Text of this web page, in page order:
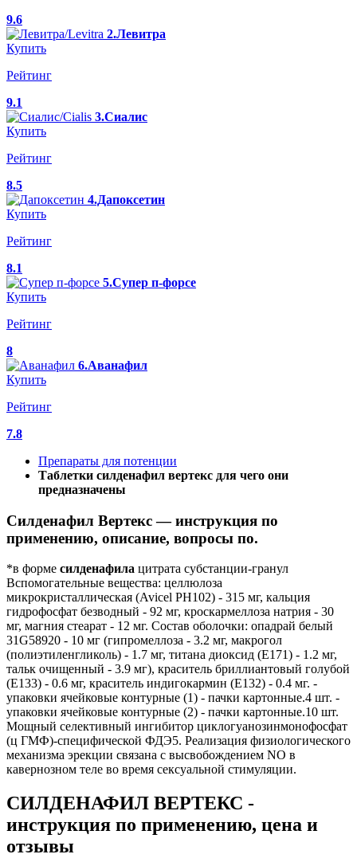
9.6
2.Левитра
Купить
Рейтинг
9.1
3.Сиалис
Купить
Рейтинг
8.5
4.Дапоксетин
Купить
Рейтинг
8.1
5.Супер п-форсе
Купить
Рейтинг
8
6.Аванафил
Купить
Рейтинг
7.8
Препараты для потенции
Таблетки силденафил вертекс для чего они
предназначены
Силденафил Вертекс — инструкция по
применению, описание, вопросы по.
*в форме силденафила цитрата субстанции-гранул
Вспомогательные вещества: целлюлоза
микрокристаллическая (Avicel PH102) - 315 мг, кальция
гидрофосфат безводный - 92 мг, кроскармеллоза натрия - 30
мг, магния стеарат - 12 мг. Состав оболочки: опадрай белый
31G58920 - 10 мг (гипромеллоза - 3.2 мг, макрогол
(полиэтиленгликоль) - 1.7 мг, титана диоксид (Е171) - 1.2 мг,
тальк очищенный - 3.9 мг), краситель бриллиантовый голубой
(Е133) - 0.6 мг, краситель индигокармин (Е132) - 0.4 мг. -
упаковки ячейковые контурные (1) - пачки картонные.4 шт. -
упаковки ячейковые контурные (2) - пачки картонные.10 шт.
Мощный селективный ингибитор циклогуанозинмонофосфат
(ц ГМФ)-специфической ФДЭ5. Реализация физиологического
механизма эрекции связана с высвобождением NO в
кавернозном теле во время сексуальной стимуляции.
СИЛДЕНАФИЛ ВЕРТЕКС -
инструкция по применению, цена и
отзывы